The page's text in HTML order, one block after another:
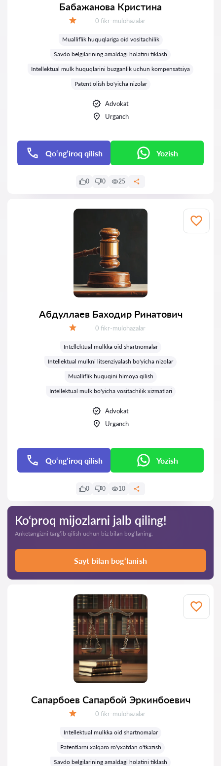
Бабажанова Кристина
Fikrlar:
0 fikr-mulohazalar
Mualliflik huquqlariga oid vositachilik
Savdo belgilarining amaldagi holatini tiklash
Intellektual mulk huquqlarini buzganlik uchun kompensatsiya
Patent olish bo'yicha nizolar
Advokat
Urganch
Qo‘ng‘iroq qilish Yozish
0 0 25
Абдуллаев Баходир Ринатович
Fikrlar:
0 fikr-mulohazalar
Intellektual mulkka oid shartnomalar
Intellektual mulkni litsenziyalash bo'yicha nizolar
Mualliflik huquqini himoya qilish
Intellektual mulk bo'yicha vositachilik xizmatlari
Advokat
Urganch
Qo‘ng‘iroq qilish Yozish
0 0 10
Ko‘proq mijozlarni jalb qiling!
Anketangizni targ‘ib qilish uchun biz bilan bog‘laning.
Sayt bilan bog‘lanish
Сапарбоев Сапарбой Эркинбоевич
Fikrlar:
0 fikr-mulohazalar
Intellektual mulkka oid shartnomalar
Patentlarni xalqaro ro'yxatdan o'tkazish
Savdo belgilarining amaldagi holatini tiklash